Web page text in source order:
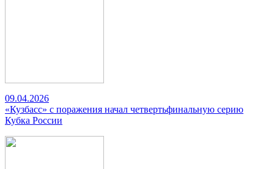
09.04.2026
«Кузбасс» с поражения начал четвертьфинальную серию
Кубка России